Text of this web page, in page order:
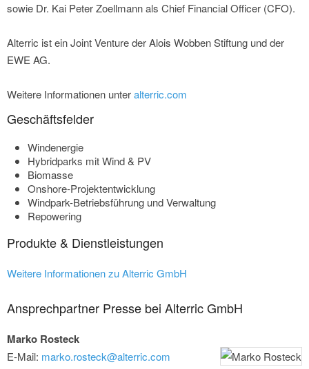
sowie Dr. Kai Peter Zoellmann als Chief Financial Officer (CFO).
Alterric ist ein Joint Venture der Alois Wobben Stiftung und der
EWE AG.
Weitere Informationen unteralterric.com
Geschäftsfelder
Windenergie
Hybridparks mit Wind & PV
Biomasse
Onshore-Projektentwicklung
Windpark-Betriebsführung und Verwaltung
Repowering
Produkte & Dienstleistungen
Weitere Informationen zu Alterric GmbH
Ansprechpartner Presse bei Alterric GmbH
Marko Rosteck
E-Mail: marko.rosteck@alterric.com